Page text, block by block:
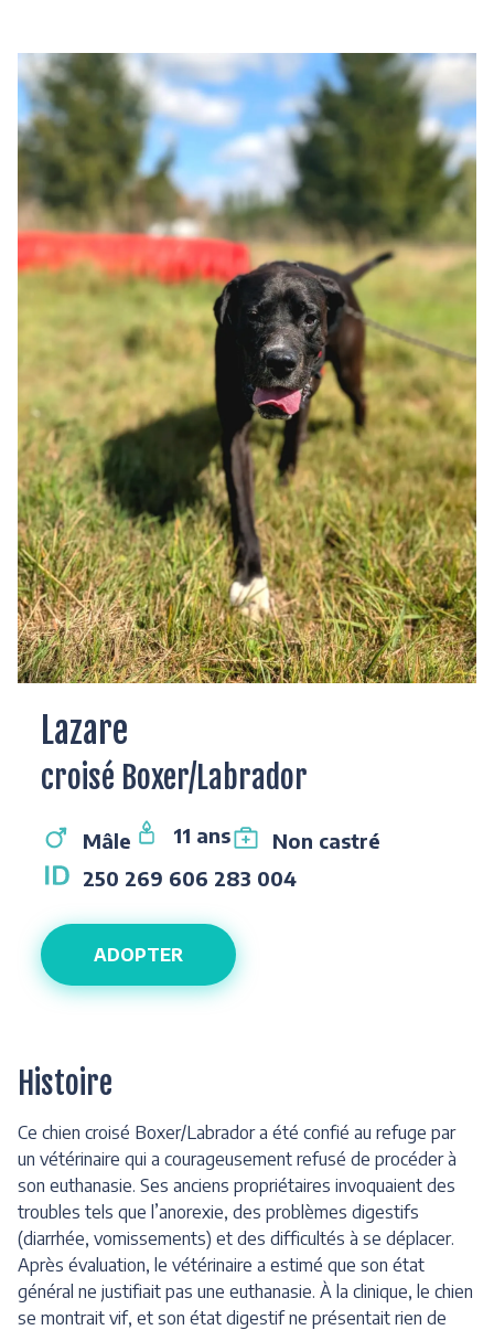
Lazare
croisé Boxer/Labrador
Mâle 11 ans
Non castré
250 269 606 283 004
ADOPTER
Histoire
Ce chien croisé Boxer/Labrador a été confié au refuge par
un vétérinaire qui a courageusement refusé de procéder à
son euthanasie. Ses anciens propriétaires invoquaient des
troubles tels que l’anorexie, des problèmes digestifs
(diarrhée, vomissements) et des difficultés à se déplacer.
Après évaluation, le vétérinaire a estimé que son état
général ne justifiait pas une euthanasie. À la clinique, le chien
se montrait vif, et son état digestif ne présentait rien de